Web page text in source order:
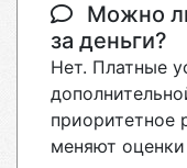
Можно
за деньги?
Нет. Платные
приоритетное
меняют